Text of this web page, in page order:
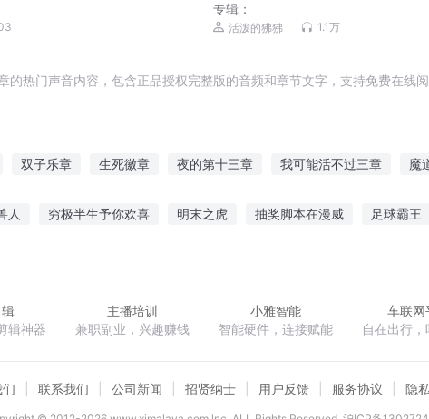
专辑：
活泼的狒狒 1.1万
的热门声音内容，包含正品授权完整版的音频和章节文字，支持免费在线
双子乐章 生死徽章 夜的第十三章 我可能活不过三章 魔
人 穷极半生予你欢喜 明末之虎 抽奖脚本在漫威 足球霸王
辑神器
主播培训
兼职副业，兴趣赚钱
小雅智能
智能硬件，连接赋能
车联网
自在出行
联系我们 公司新闻 招贤纳士 用户反馈 服务协议 隐